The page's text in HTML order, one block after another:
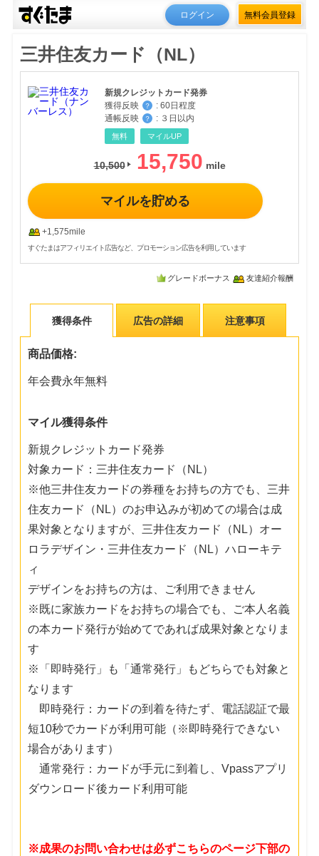
ログイン 無料会員登録
三井住友カード（NL）
新規クレジットカード発券
獲得反映
？ : 60日程度
通帳反映
？ : ３日以内
無料 マイルUP
10,500 15,750
マイルを貯める
+1,575mile
すぐたまはアフィリエイト広告など、プロモーション広告を利用しています
グレードボーナス 友達紹介報酬
獲得条件 広告の詳細 注意事項
商品価格:
年会費永年無料
マイル獲得条件
新規クレジットカード発券
対象カード：三井住友カード（NL）
※他三井住友カードの券種をお持ちの方でも、三井
住友カード（NL）のお申込みが初めての場合は成
果対象となりますが、三井住友カード（NL）オー
ロラデザイン・三井住友カード（NL）ハローキテ
ィ
デザインをお持ちの方は、ご利用できません
※既に家族カードをお持ちの場合でも、ご本人名義
の本カード発行が始めてであれば成果対象となりま
す
※「即時発行」も「通常発行」もどちらでも対象と
なります
即時発行：カードの到着を待たず、電話認証で最
短10秒でカードが利用可能（※即時発行できない
場合があります）
通常発行：カードが手元に到着し、Vpassアプリ
ダウンロード後カード利用可能
※成果のお問い合わせは必ずこちらのページ下部の